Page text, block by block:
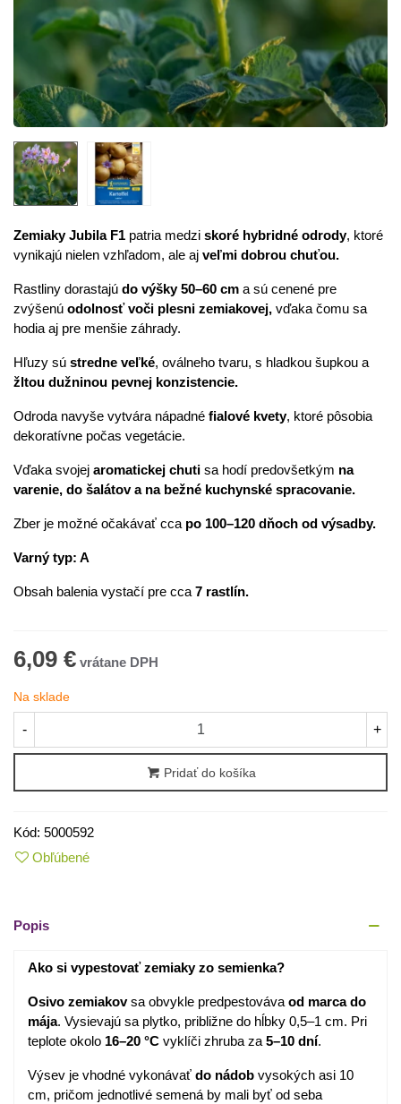
Zemiaky Jubila F1 patria medzi skoré hybridné odrody, ktoré
vynikajú nielen vzhľadom, ale aj veľmi dobrou chuťou.
Rastliny dorastajú do výšky 50–60 cm a sú cenené pre
zvýšenú odolnosť voči plesni zemiakovej, vďaka čomu sa
hodia aj pre menšie záhrady.
Hľuzy sú stredne veľké, oválneho tvaru, s hladkou šupkou a
žltou dužninou pevnej konzistencie.
Odroda navyše vytvára nápadné fialové kvety, ktoré pôsobia
dekoratívne počas vegetácie.
Vďaka svojej aromatickej chuti sa hodí predovšetkým na
varenie, do šalátov a na bežné kuchynské spracovanie.
Zber je možné očakávať cca po 100–120 dňoch od výsadby.
Varný typ: A
Obsah balenia vystačí pre cca 7 rastlín.
6,09 €
Na sklade
- +
Pridať do košíka
Kód: 5000592
Obľúbené
Popis
Ako si vypestovať zemiaky zo semienka?
Osivo zemiakovsa obvykle predpestováva od marca do
mája. Vysievajú sa plytko, približne do hĺbky 0,5–1 cm. Pri
teplote okolo 16–20 °C vyklíči zhruba za 5–10 dní.
Výsev je vhodné vykonávať do nádob vysokých asi 10
cm, pričom jednotlivé semená by mali byť od seba